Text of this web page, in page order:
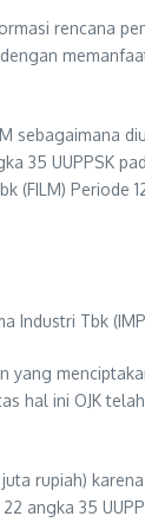
rencana
35 UUPPSK
Periode
Tbk
yang
hal ini OJK
rupiah)
angka 35